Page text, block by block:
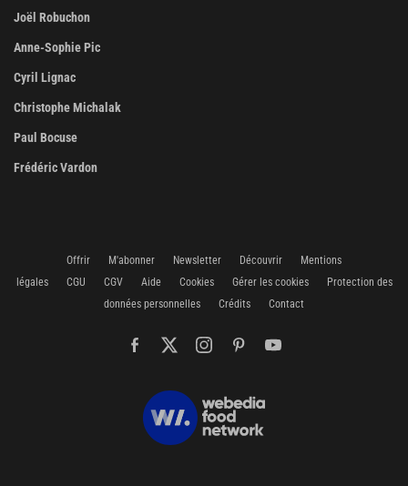
Joël Robuchon
Anne-Sophie Pic
Cyril Lignac
Christophe Michalak
Paul Bocuse
Frédéric Vardon
Offrir M'abonner Newsletter Découvrir
Mentions
légales
CGU CGV Aide Cookies Gérer les cookies
Protection des
données personnelles
Crédits Contact